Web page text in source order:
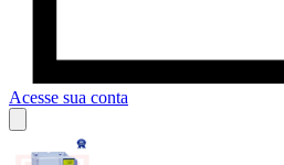
Acesse sua conta